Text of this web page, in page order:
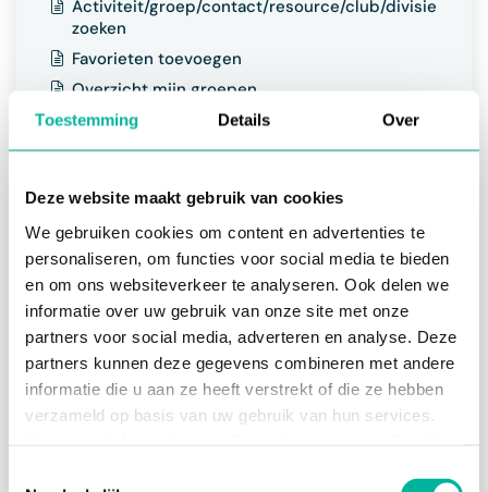
Toestemming Details Over
Deze website maakt gebruik van cookies
We gebruiken cookies om content en advertenties te
personaliseren, om functies voor social media te bieden
en om ons websiteverkeer te analyseren. Ook delen we
informatie over uw gebruik van onze site met onze
partners voor social media, adverteren en analyse. Deze
partners kunnen deze gegevens combineren met andere
informatie die u aan ze heeft verstrekt of die ze hebben
verzameld op basis van uw gebruik van hun services.
Activiteit/groep/contact/resource/club/divisie
zoeken
Favorieten toevoegen
Overzicht mijn groepen
Een chat gesprek starten
Chat titel wijzigen
Chat beheren
Werken met chat verzendlijsten
Polls organiseren in de chat
Bestanden doorsturen in de chat
Leesbewijzen controleren